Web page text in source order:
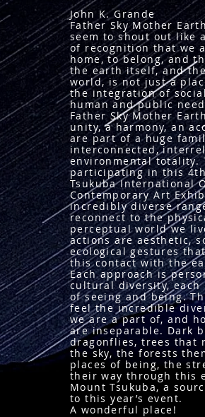
John K. Grande
Father Sky Mother
seem to shout out like
of recognition that we
home, to belong, and
the earth itself, and
world, is not just a
the integration of
human and public
Father Sky Mother
unity, a harmony, an
are part of a huge
interconnected,
environmental totality.
participating in this
Tsukuba International
Contemporary Art
incredibly diverse
reconnect to the
perceptual world we
actions are aesthetic,
ecological gestures
this contact with the
Each approach is
cultural diversity, each
of seeing and being.
feel the incredible
we are a part of, and
are inseparable. Dark
dragonflies, trees that
the sky, the forests
places of being, the
their way through this
Mount Tsukuba, a
to this year’s event.
A wonderful place!